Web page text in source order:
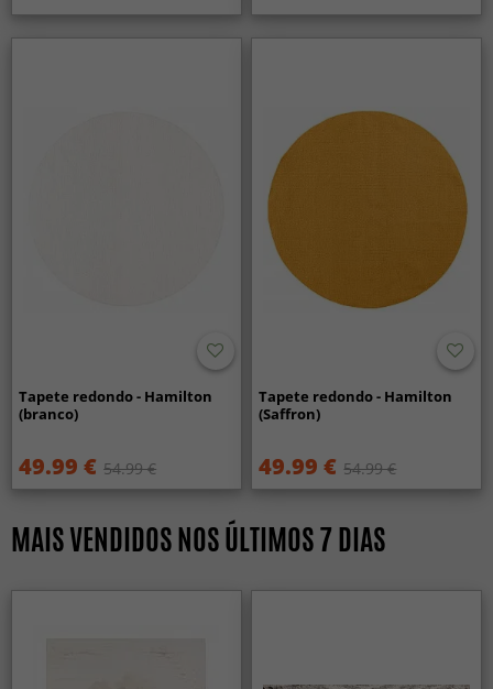
Tapete redondo - Hamilton
(branco)
49.99 € 54.99 €
Tapete redondo - Hamilton
(Saffron)
49.99 € 54.99 €
MAIS VENDIDOS NOS ÚLTIMOS 7 DIAS